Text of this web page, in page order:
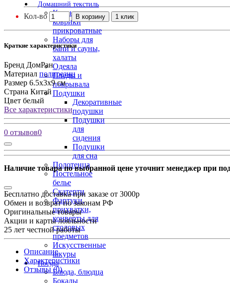
Домашний текстиль
Ковры,
коврики
прикроватные
Наборы для
бани и сауны,
халаты
Одеяла
Пледы и
покрывала
Подушки
Декоративные
подушки
Подушки
для
сидения
Подушки
для сна
Полотенца
Постельное
белье
Скатерти
Фартуки,
прихватки,
конверты для
столовых
предметов
Искусственные
шкуры
Посуда
Блюда, блюдца
Бокалы
Кол-во В корзину 1 клик
Краткие характеристики
Бренд ДомРан
Материал полирезин
Размер 6.5х3х9 см
Страна Китай
Цвет белый
Все характеристики
0 отзывов0
Наличие товара по выбранной цене уточнит менеджер при
Бесплатно доставка при заказе от 3000р
Обмен и возврат по законам РФ
Оригинальные товары
Акции и карты лояльности
25 лет честной работы
Описание
Характеристики
Отзывы (0)